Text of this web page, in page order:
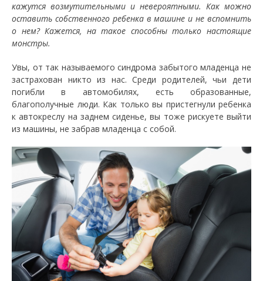
кажутся возмутительными и невероятными. Как можно
оставить собственного ребенка в машине и не вспомнить
о нем? Кажется, на такое способны только настоящие
монстры.
Увы, от так называемого синдрома забытого младенца не
застрахован никто из нас. Среди родителей, чьи дети
погибли в автомобилях, есть образованные,
благополучные люди. Как только вы пристегнули ребенка
к автокреслу на заднем сиденье, вы тоже рискуете выйти
из машины, не забрав младенца с собой.